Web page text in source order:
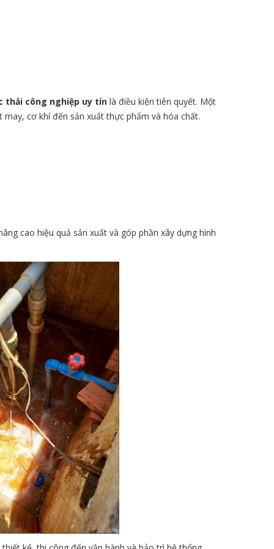
thải công nghiệp uy tín là điều kiện tiên quyết. Một
cơ khí đến sản xuất thực phẩm và hóa chất.
cao hiệu quả sản xuất và góp phần xây dựng hình